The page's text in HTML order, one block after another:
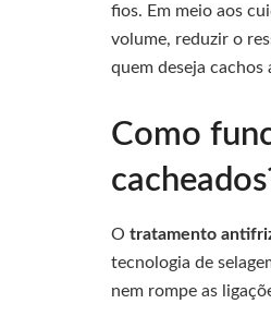
fios. Em meio aos
volume, reduzir o
quem deseja
Como
O tratamento
tecnologia de
nem rompe as